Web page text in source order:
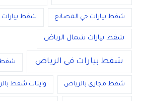
شفط بيارات حي المصانع شفط بيارات
شفط بيارات شمال الرياض
شفط بيارات فى الرياض شفط
شفط مجارى بالرياض وايتات شفط